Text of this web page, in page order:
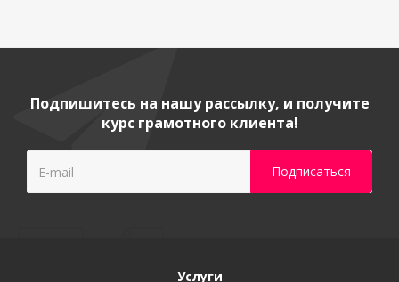
Подпишитесь на нашу рассылку, и получите
курс грамотного клиента!
Услуги